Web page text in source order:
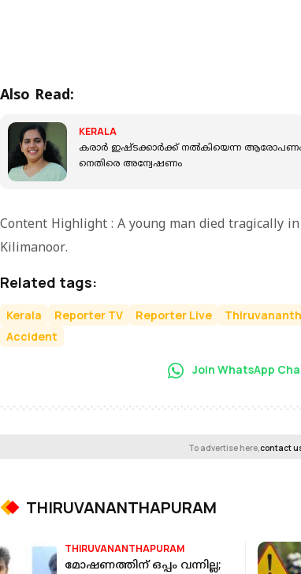
Also Read:
KERALA
ക​രാ​ർ ഇ​ഷ്ട​ക്കാ​ർ​ക്ക് ന​ൽ​കി​യെ​ന്ന
നെതിരെ അന്വേഷണം
Content Highlight : A young man died tragically
Kilimanoor.
Related tags:
Kerala Reporter TV Reporter Live
Accident
Join WhatsApp
To advertise here,contact
THIRUVANANTHAPURAM
THIRUVANANTHAPURAM
മോഷണത്തിന് ഒപ്പം വന്നില്ല;